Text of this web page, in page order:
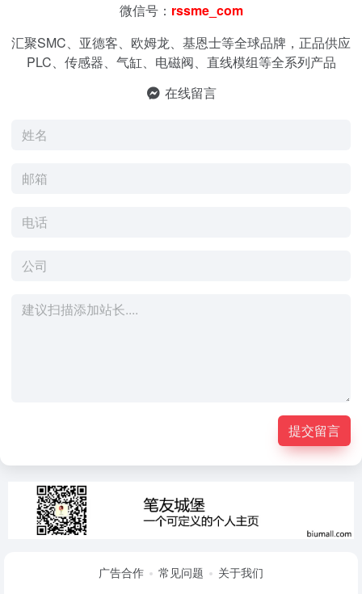
微信号： rssme_com
汇聚SMC、亚德客、欧姆龙、基恩士等全球品牌，正品供应
PLC、传感器、气缸、电磁阀、直线模组等全系列产品
在线留言
提交留言
广告合作 常见问题 关于我们